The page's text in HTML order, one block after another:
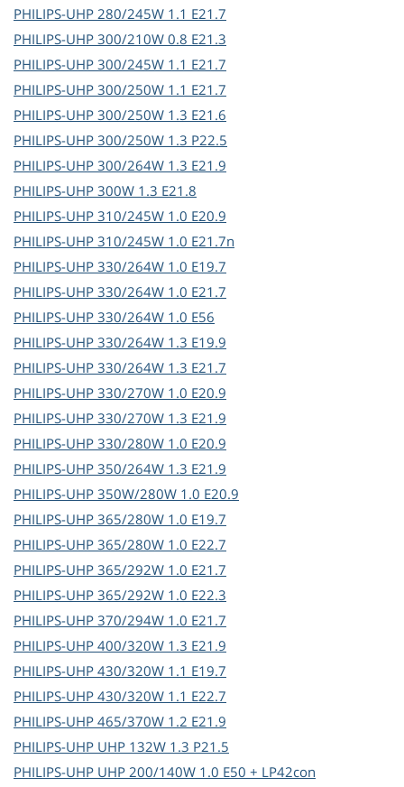
PHILIPS-UHP 280/245W 1.1 E21.7
PHILIPS-UHP 300/210W 0.8 E21.3
PHILIPS-UHP 300/245W 1.1 E21.7
PHILIPS-UHP 300/250W 1.1 E21.7
PHILIPS-UHP 300/250W 1.3 E21.6
PHILIPS-UHP 300/250W 1.3 P22.5
PHILIPS-UHP 300/264W 1.3 E21.9
PHILIPS-UHP 300W 1.3 E21.8
PHILIPS-UHP 310/245W 1.0 E20.9
PHILIPS-UHP 310/245W 1.0 E21.7n
PHILIPS-UHP 330/264W 1.0 E19.7
PHILIPS-UHP 330/264W 1.0 E21.7
PHILIPS-UHP 330/264W 1.0 E56
PHILIPS-UHP 330/264W 1.3 E19.9
PHILIPS-UHP 330/264W 1.3 E21.7
PHILIPS-UHP 330/270W 1.0 E20.9
PHILIPS-UHP 330/270W 1.3 E21.9
PHILIPS-UHP 330/280W 1.0 E20.9
PHILIPS-UHP 350/264W 1.3 E21.9
PHILIPS-UHP 350W/280W 1.0 E20.9
PHILIPS-UHP 365/280W 1.0 E19.7
PHILIPS-UHP 365/280W 1.0 E22.7
PHILIPS-UHP 365/292W 1.0 E21.7
PHILIPS-UHP 365/292W 1.0 E22.3
PHILIPS-UHP 370/294W 1.0 E21.7
PHILIPS-UHP 400/320W 1.3 E21.9
PHILIPS-UHP 430/320W 1.1 E19.7
PHILIPS-UHP 430/320W 1.1 E22.7
PHILIPS-UHP 465/370W 1.2 E21.9
PHILIPS-UHP UHP 132W 1.3 P21.5
PHILIPS-UHP UHP 200/140W 1.0 E50 + LP42con